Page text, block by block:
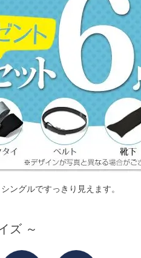
ングルですっきり見えます。
ズ ～